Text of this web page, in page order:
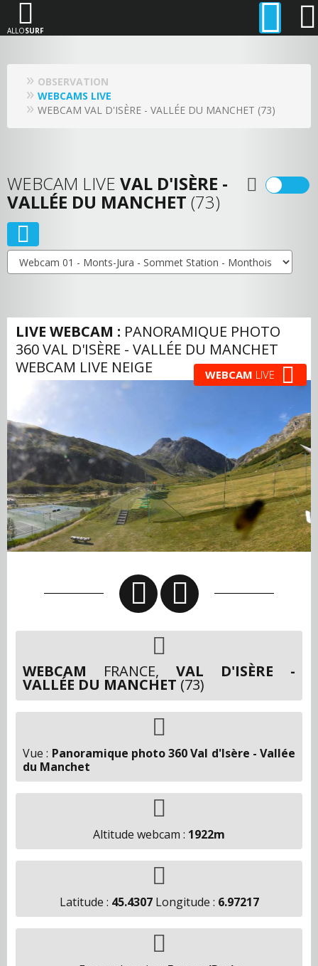
ALLOSURF
OBSERVATION
WEBCAMS LIVE
WEBCAM VAL D'ISÈRE - VALLÉE DU MANCHET (73)
WEBCAM LIVE VAL D'ISÈRE -
VALLÉE DU MANCHET (73)
LIVE WEBCAM : PANORAMIQUE PHOTO
360 VAL D'ISÈRE - VALLÉE DU MANCHET
WEBCAM LIVE NEIGE
WEBCAM LIVE
WEBCAM FRANCE, VAL D'ISÈRE -
VALLÉE DU MANCHET (73)
Vue : Panoramique photo 360 Val d'Isère - Vallée
du Manchet
Altitude webcam : 1922m
Latitude : 45.4307Longitude : 6.97217